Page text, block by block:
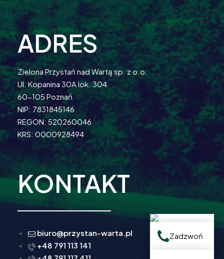
ADRES
Zielona Przystań nad Wartą sp. z o.o.
Ul. Kopanina 30A lok. 304
60-105 Poznań
NIP: 7831845146
REGON: 520260046
KRS: 0000928494
KONTAKT
biuro@przystan-warta.pl
+48 791 113 141
Zadzwoń